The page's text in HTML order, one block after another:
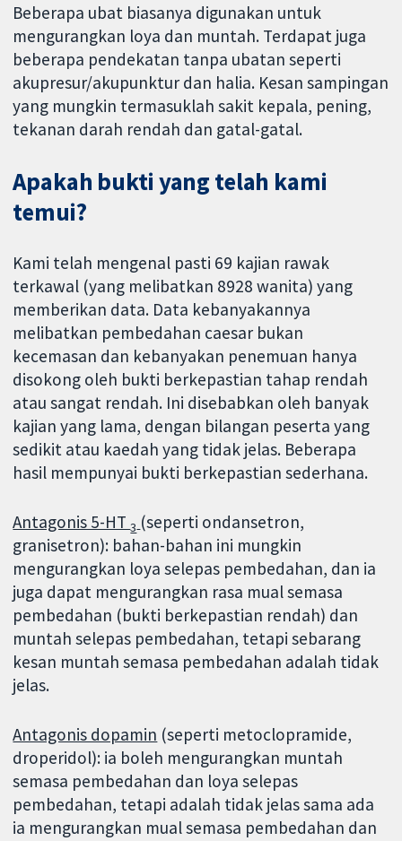
Beberapa ubat biasanya digunakan untuk
mengurangkan loya dan muntah. Terdapat juga
beberapa pendekatan tanpa ubatan seperti
akupresur/akupunktur dan halia. Kesan sampingan
yang mungkin termasuklah sakit kepala, pening,
tekanan darah rendah dan gatal-gatal.
Apakah bukti yang telah kami
temui?
Kami telah mengenal pasti 69 kajian rawak
terkawal (yang melibatkan 8928 wanita) yang
memberikan data. Data kebanyakannya
melibatkan pembedahan caesar bukan
kecemasan dan kebanyakan penemuan hanya
disokong oleh bukti berkepastian tahap rendah
atau sangat rendah. Ini disebabkan oleh banyak
kajian yang lama, dengan bilangan peserta yang
sedikit atau kaedah yang tidak jelas. Beberapa
hasil mempunyai bukti berkepastian sederhana.
Antagonis 5-HT3 (seperti ondansetron,
granisetron): bahan-bahan ini mungkin
mengurangkan loya selepas pembedahan, dan ia
juga dapat mengurangkan rasa mual semasa
pembedahan (bukti berkepastian rendah) dan
muntah selepas pembedahan, tetapi sebarang
kesan muntah semasa pembedahan adalah tidak
jelas.
Antagonis dopamin (seperti metoclopramide,
droperidol): ia boleh mengurangkan muntah
semasa pembedahan dan loya selepas
pembedahan, tetapi adalah tidak jelas sama ada
ia mengurangkan mual semasa pembedahan dan